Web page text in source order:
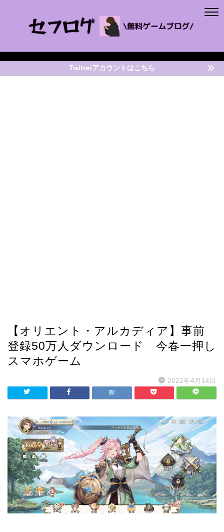
Twitterアカウントはこちら
【オリエント・アルカディア】事前
登録50万人ダウンロード 今春一押し
スマホゲーム
2022年4月14日